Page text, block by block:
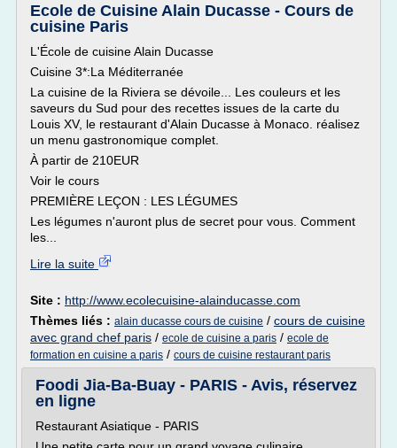
Ecole de Cuisine Alain Ducasse - Cours de
cuisine Paris
L'École de cuisine Alain Ducasse
Cuisine 3*:La Méditerranée
La cuisine de la Riviera se dévoile... Les couleurs et les
saveurs du Sud pour des recettes issues de la carte du
Louis XV, le restaurant d'Alain Ducasse à Monaco. réalisez
un menu gastronomique complet.
À partir de 210EUR
Voir le cours
PREMIÈRE LEÇON : LES LÉGUMES
Les légumes n'auront plus de secret pour vous. Comment
les...
Lire la suite
Site : http://www.ecolecuisine-alainducasse.com
Thèmes liés : alain ducasse cours de cuisine / cours de cuisine
avec grand chef paris / ecole de cuisine a paris / ecole de
formation en cuisine a paris / cours de cuisine restaurant paris
Foodi Jia-Ba-Buay - PARIS - Avis, réservez
en ligne
Restaurant Asiatique - PARIS